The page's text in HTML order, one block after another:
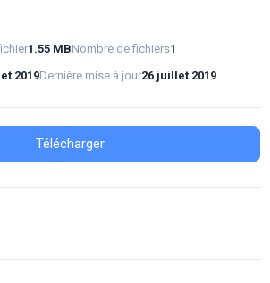
1.55 MBNombre de fichiers1
2019Dernière mise à jour26 juillet 2019
Télécharger